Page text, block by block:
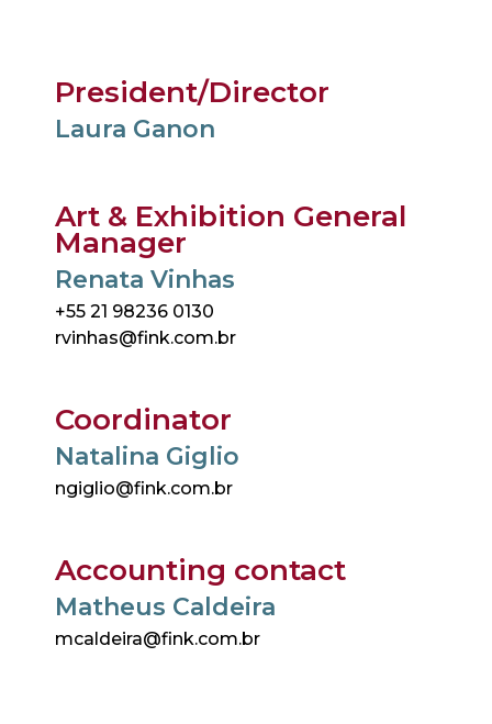
President/Director
Laura Ganon
Art & Exhibition General
Manager
Renata Vinhas
+55 21 98236 0130
rvinhas@fink.com.br
Coordinator
Natalina Giglio
ngiglio@fink.com.br
Accounting contact
Matheus Caldeira
mcaldeira@fink.com.br